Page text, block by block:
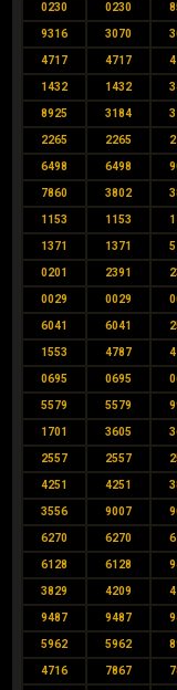
0230 0230
9316 3070
4717 4717
1432 1432
8925 3184
2265 2265
6498 6498
7860 3802
1153 1153
1371 1371
0201 2391
0029 0029
6041 6041
1553 4787
0695 0695
5579 5579
1701 3605
2557 2557
4251 4251
3556 9007
6270 6270
6128 6128
3829 4209
9487 9487
5962 5962
4716 7867